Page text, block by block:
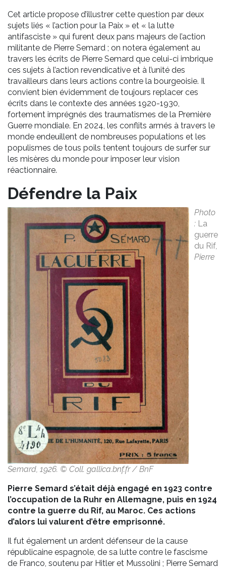
Cet article propose d’illustrer cette question par deux
sujets liés « l’action pour la Paix » et « la lutte
antifasciste » qui furent deux pans majeurs de l’action
militante de Pierre Semard ; on notera également au
travers les écrits de Pierre Semard que celui-ci imbrique
ces sujets à l’action revendicative et à l’unité des
travailleurs dans leurs actions contre la bourgeoisie. Il
convient bien évidemment de toujours replacer ces
écrits dans le contexte des années 1920-1930,
fortement imprégnés des traumatismes de la Première
Guerre mondiale. En 2024, les conflits armés à travers le
monde endeuillent de nombreuses populations et les
populismes de tous poils tentent toujours de surfer sur
les misères du monde pour imposer leur vision
réactionnaire.
Défendre la Paix
Photo
: La
guerre
du Rif,
Pierre
Semard, 1926. © Coll. gallica.bnf.fr / BnF
Pierre Semard s’était déjà engagé en 1923 contre
l’occupation de la Ruhr en Allemagne, puis en 1924
contre la guerre du Rif, au Maroc. Ces actions
d’alors lui valurent d’être emprisonné.
Il fut également un ardent défenseur de la cause
républicaine espagnole, de sa lutte contre le fascisme
de Franco, soutenu par Hitler et Mussolini ; Pierre Semard